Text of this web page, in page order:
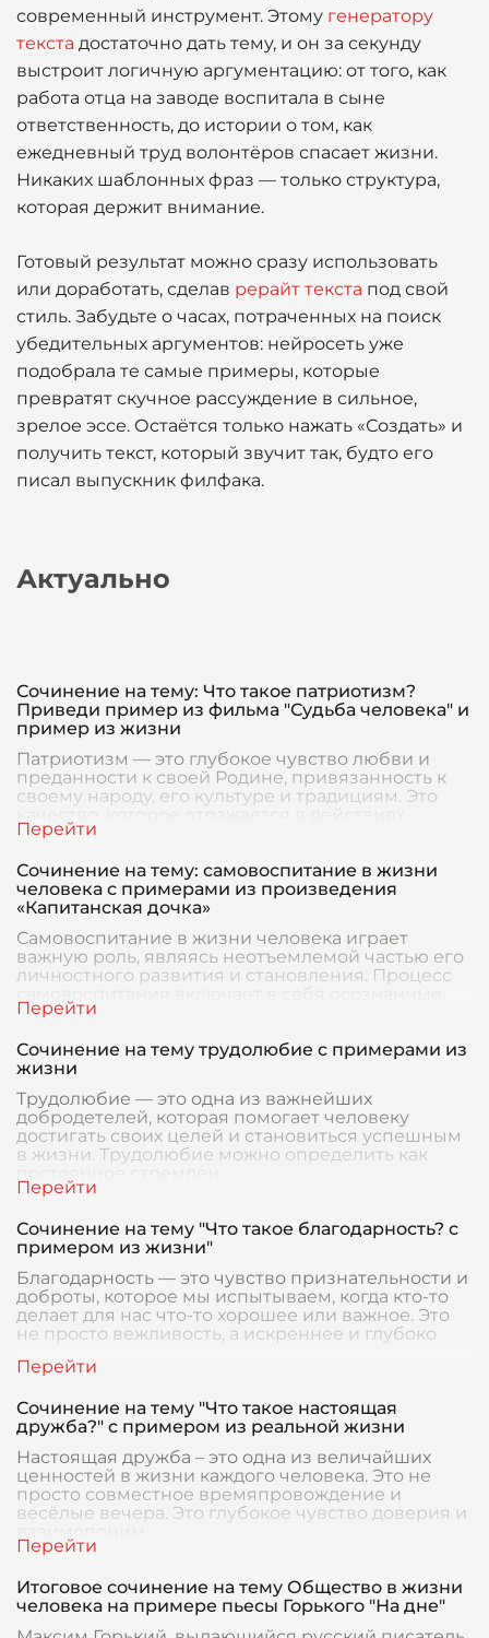
современный инструмент. Этому генератору
текста достаточно дать тему, и он за секунду
выстроит логичную аргументацию: от того, как
работа отца на заводе воспитала в сыне
ответственность, до истории о том, как
ежедневный труд волонтёров спасает жизни.
Никаких шаблонных фраз — только структура,
которая держит внимание.
Готовый результат можно сразу использовать
или доработать, сделав рерайт текста под свой
стиль. Забудьте о часах, потраченных на поиск
убедительных аргументов: нейросеть уже
подобрала те самые примеры, которые
превратят скучное рассуждение в сильное,
зрелое эссе. Остаётся только нажать «Создать» и
получить текст, который звучит так, будто его
писал выпускник филфака.
Актуально
Сочинение на тему: Что такое патриотизм?
Приведи пример из фильма "Судьба человека" и
пример из жизни
Патриотизм — это глубокое чувство любви и
преданности к своей Родине, привязанность к
своему народу, его культуре и традициям. Это
поступк
Сочинение на тему: самовоспитание в жизни
человека с примерами из произведения
«Капитанская дочка»
Самовоспитание в жизни человека играет
важную роль, являясь неотъемлемой частью его
личностного развития и становления. Процесс
самовоспитания включает в себя осознанные
усилия чел
Сочинение на тему трудолюбие с примерами из
жизни
Трудолюбие — это одна из важнейших
добродетелей, которая помогает человеку
достигать своих целей и становиться успешным
в жизни. Трудолюбие можно определить как
Сочинение на тему "Что такое благодарность? с
примером из жизни"
Благодарность — это чувство признательности и
доброты, которое мы испытываем, когда кто-то
делает для нас что-то хорошее или важное. Это
не просто вежливость, а искреннее и глубоко
Сочинение на тему "Что такое настоящая
дружба?" с примером из реальной жизни
Настоящая дружба – это одна из величайших
ценностей в жизни каждого человека. Это не
просто совместное времяпровождение и
весёлые вечера. Это глубокое чувство доверия и
Итоговое сочинение на тему Общество в жизни
человека на примере пьесы Горького "На дне"